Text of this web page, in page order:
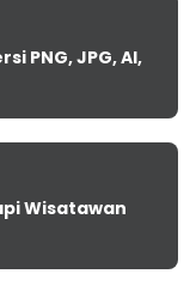
PNG, JPG, AI,
Wisatawan